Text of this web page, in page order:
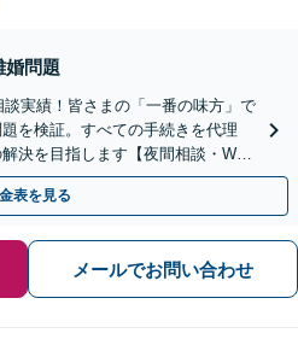
婚問題
実績！皆さまの「一番の味方」で
を検証。すべての手続きを代理
決を目指します【夜間相談・WEB
表を見る
メールでお問い合わせ